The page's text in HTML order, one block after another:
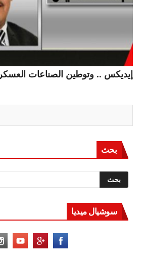
إيديكس .. وتوطين الصناعات
بحث
سوشيال ميديا